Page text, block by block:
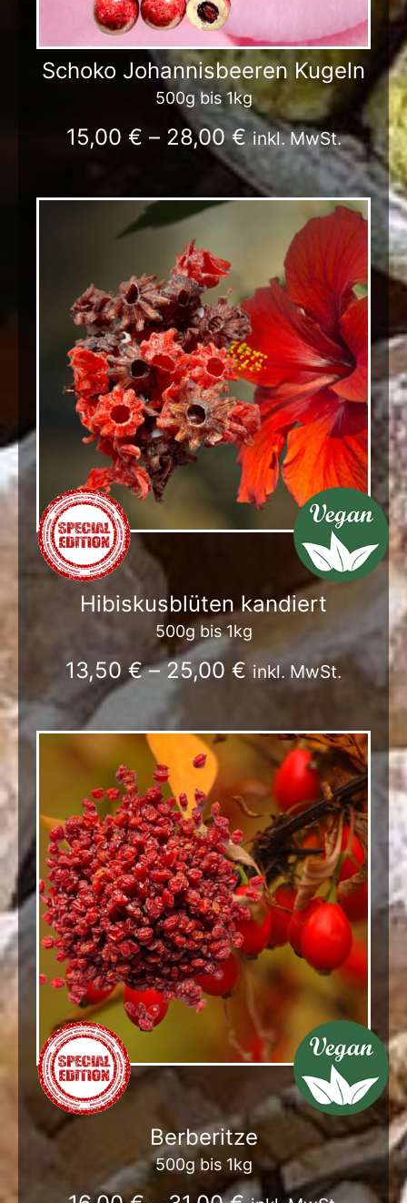
Schoko Johannisbeeren Kugeln
500g bis 1kg
15,00 € – 28,00€ inkl. MwSt.
Hibiskusblüten kandiert
500g bis 1kg
13,50€–25,00 € inkl. MwSt.
Berberitze
500g bis 1kg